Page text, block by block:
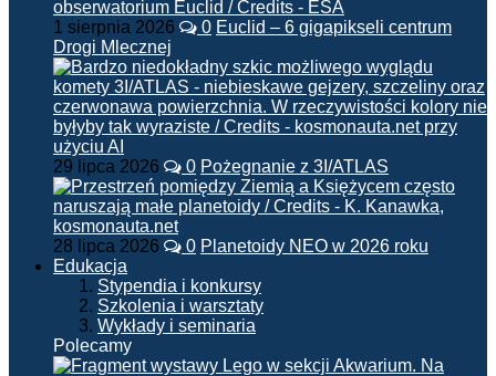
1 sierpnia 2026 0 Euclid – 6 gigapikseli centrum
Drogi Mlecznej
29 lipca 2026 0 Pożegnanie z 3I/ATLAS
28 lipca 2026 0 Planetoidy NEO w 2026 roku
Edukacja
Stypendia i konkursy
Szkolenia i warsztaty
Wykłady i seminaria
Polecamy